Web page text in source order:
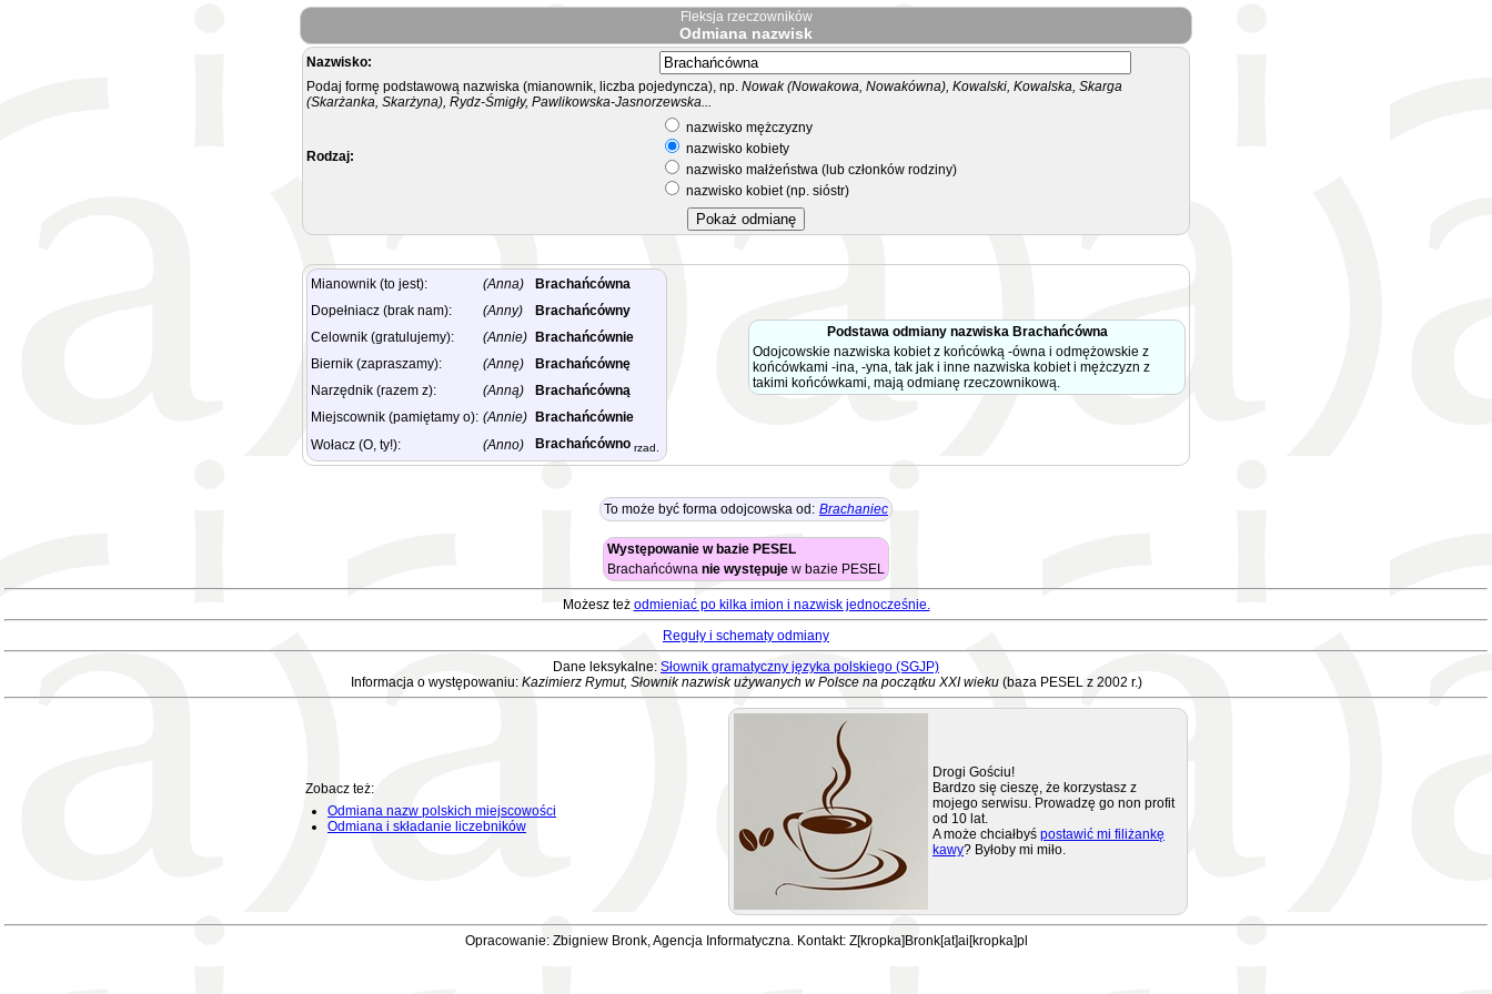
Fleksja rzeczowników
Odmiana nazwisk
Nazwisko:
Podaj formę podstawową nazwiska (mianownik, liczba pojedyncza), np. Nowak (Nowakowa, Nowakówna), Kowalski, Kowalska, Skarga
(Skarżanka, Skarżyna), Rydz-Śmigły, Pawlikowska-Jasnorzewska...
Rodzaj:
nazwisko mężczyzny
nazwisko kobiety
nazwisko małżeństwa (lub członków rodziny)
nazwisko kobiet (np. sióstr)
Mianownik (to jest): (Anna)
Brachańcówna
Dopełniacz (brak nam):
(Anny)
Brachańcówny
Celownik (gratulujemy):
(Annie)
Brachańcównie
Biernik (zapraszamy):
(Annę)
Brachańcównę
Narzędnik (razem z):
(Anną)
Brachańcówną
Miejscownik (pamiętamy o): (Annie)
Brachańcównie
Wołacz (O, ty!):
(Anno) Brachańcówno rzad.
Podstawa odmiany nazwiska Brachańcówna
Odojcowskie nazwiska kobiet z końcówką -ówna i odmężowskie z
końcówkami -ina, -yna, tak jak i inne nazwiska kobiet i mężczyzn z
takimi końcówkami, mają odmianę rzeczownikową.
To może być forma odojcowska od: Brachaniec
Występowanie w bazie PESEL
Brachańcówna nie występuje w bazie PESEL
Możesz też odmieniać po kilka imion i nazwisk jednocześnie.
Reguły i schematy odmiany
Dane leksykalne: Słownik gramatyczny języka polskiego (SGJP)
Informacja o występowaniu: Kazimierz Rymut, Słownik nazwisk używanych w Polsce na początku XXI wieku(baza PESEL z 2002 r.)
Zobacz też:
Odmiana nazw polskich miejscowości
Odmiana i składanie liczebników
Drogi Gościu!
Bardzo się cieszę, że korzystasz z
mojego serwisu. Prowadzę go non profit
od 10 lat.
A może chciałbyś postawić mi filiżankę
kawy? Byłoby mi miło.
Opracowanie: Zbigniew Bronk, Agencja Informatyczna. Kontakt: Z[kropka]Bronk[at]ai[kropka]pl